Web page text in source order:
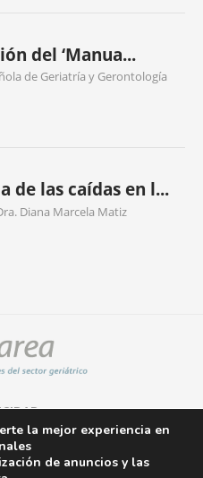
del ‘Manua...
de Geriatría y Gerontología
de las caídas en l...
Diana Marcela Matiz
la mejor experiencia en
de anuncios y las